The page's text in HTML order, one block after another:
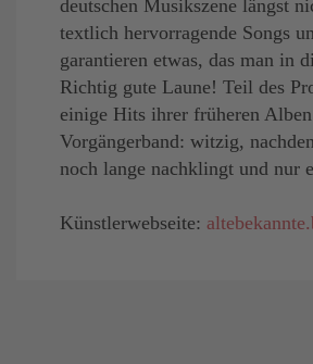
deutschen Musikszene längst
textlich hervorragende Songs
garantieren etwas, das man in
Richtig gute Laune! Teil des
einige Hits ihrer früheren
Vorgängerband: witzig,
noch lange nachklingt und nur
Künstlerwebseite: